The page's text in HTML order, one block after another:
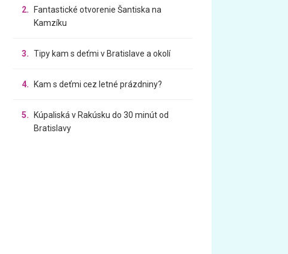
2.
Fantastické otvorenie Šantiska na
Kamzíku
3. Tipy kam s deťmi v Bratislave a okolí
4. Kam s deťmi cez letné prázdniny?
5.
Kúpaliská v Rakúsku do 30 minút od
Bratislavy